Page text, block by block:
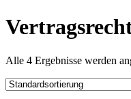
Alle 4 Ergebnisse werden